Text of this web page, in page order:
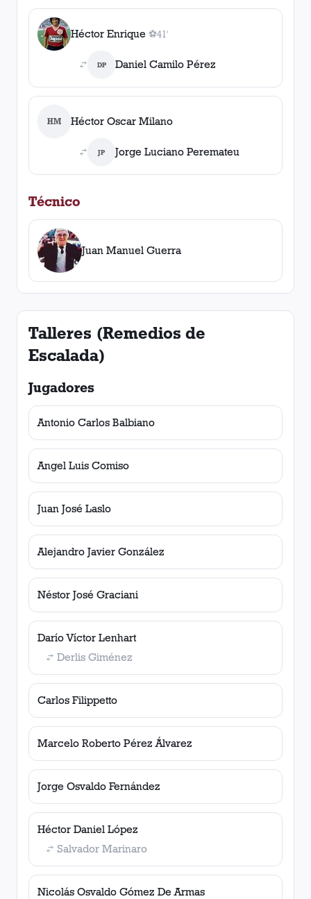
Héctor Enrique ⚽
1gol
41'
DP Daniel Camilo Pérez
HM Héctor Oscar Milano
JP Jorge Luciano Peremateu
Técnico
Juan Manuel Guerra
Talleres (Remedios de
Escalada)
Jugadores
Antonio Carlos Balbiano
Angel Luis Comiso
Juan José Laslo
Alejandro Javier González
Néstor José Graciani
Darío Víctor Lenhart
Derlis Giménez
Carlos Filippetto
Marcelo Roberto Pérez Álvarez
Jorge Osvaldo Fernández
Héctor Daniel López
Salvador Marinaro
Nicolás Osvaldo Gómez De Armas